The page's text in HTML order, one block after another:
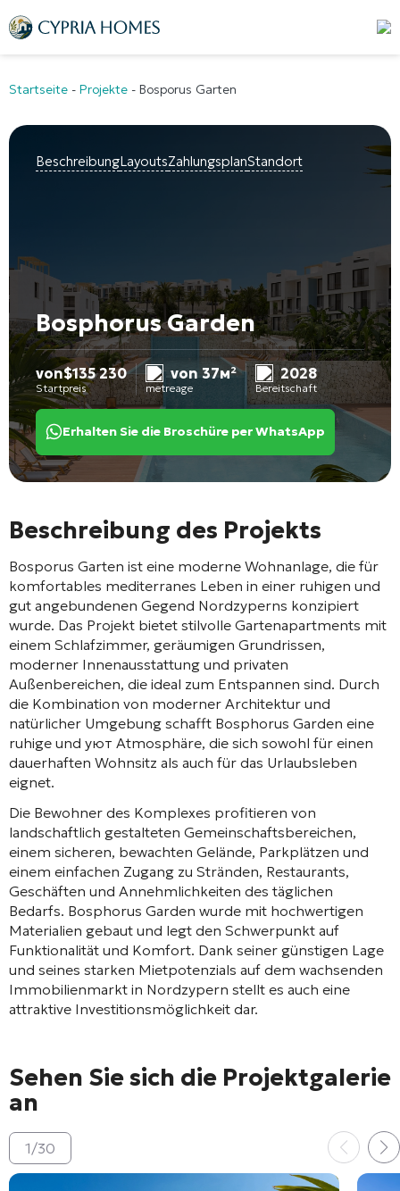
Startseite - Projekte - Bosporus Garten
BeschreibungLayoutsZahlungsplanStandort
Bosphorus Garden
von$135 230
Startpreis
von 37м²
metreage
2028
Bereitschaft
Erhalten Sie die Broschüre per WhatsApp
Beschreibung des Projekts
Bosporus Garten ist eine moderne Wohnanlage, die für
komfortables mediterranes Leben in einer ruhigen und
gut angebundenen Gegend Nordzyperns konzipiert
wurde. Das Projekt bietet stilvolle Gartenapartments mit
einem Schlafzimmer, geräumigen Grundrissen,
moderner Innenausstattung und privaten
Außenbereichen, die ideal zum Entspannen sind. Durch
die Kombination von moderner Architektur und
natürlicher Umgebung schafft Bosphorus Garden eine
ruhige und уют Atmosphäre, die sich sowohl für einen
dauerhaften Wohnsitz als auch für das Urlaubsleben
eignet.
Die Bewohner des Komplexes profitieren von
landschaftlich gestalteten Gemeinschaftsbereichen,
einem sicheren, bewachten Gelände, Parkplätzen und
einem einfachen Zugang zu Stränden, Restaurants,
Geschäften und Annehmlichkeiten des täglichen
Bedarfs. Bosphorus Garden wurde mit hochwertigen
Materialien gebaut und legt den Schwerpunkt auf
Funktionalität und Komfort. Dank seiner günstigen Lage
und seines starken Mietpotenzials auf dem wachsenden
Immobilienmarkt in Nordzypern stellt es auch eine
attraktive Investitionsmöglichkeit dar.
Sehen Sie sich die Projektgalerie
an
1/30